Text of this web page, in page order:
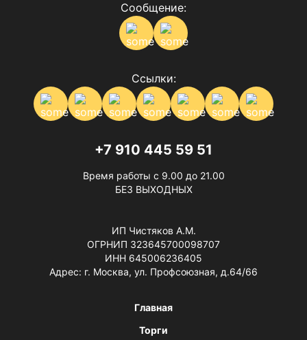
Сообщение:
Ссылки:
+7 910 445 59 51
Время работы с 9.00 до 21.00
БЕЗ ВЫХОДНЫХ
ИП Чистяков А.М.
ОГРНИП 323645700098707
ИНН 645006236405
Адрес: г. Москва, ул. Профсоюзная, д.64/66
Главная
Торги